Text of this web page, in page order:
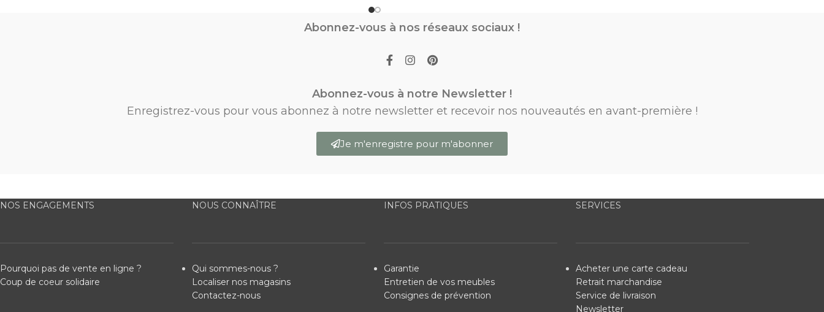
Abonnez-vous à nos réseaux sociaux !
Abonnez-vous à notre Newsletter !
Enregistrez-vous pour vous abonnez à notre newsletter et recevoir nos nouveautés en avant-première !
Je m'enregistre pour m'abonner
NOS ENGAGEMENTS
Pourquoi pas de vente en ligne ?
Coup de coeur solidaire
NOUS CONNAÎTRE
Qui sommes-nous ?
Localiser nos magasins
Contactez-nous
INFOS PRATIQUES
Garantie
Entretien de vos meubles
Consignes de prévention
SERVICES
Acheter une carte cadeau
Retrait marchandise
Service de livraison
Newsletter